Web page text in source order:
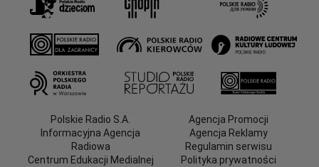
Polskie Radio S.A.
Informacyjna Agencja
Radiowa
Centrum Edukacji Medialnej
Agencja Promocji
Agencja Reklamy
Regulamin serwisu
Polityka prywatności